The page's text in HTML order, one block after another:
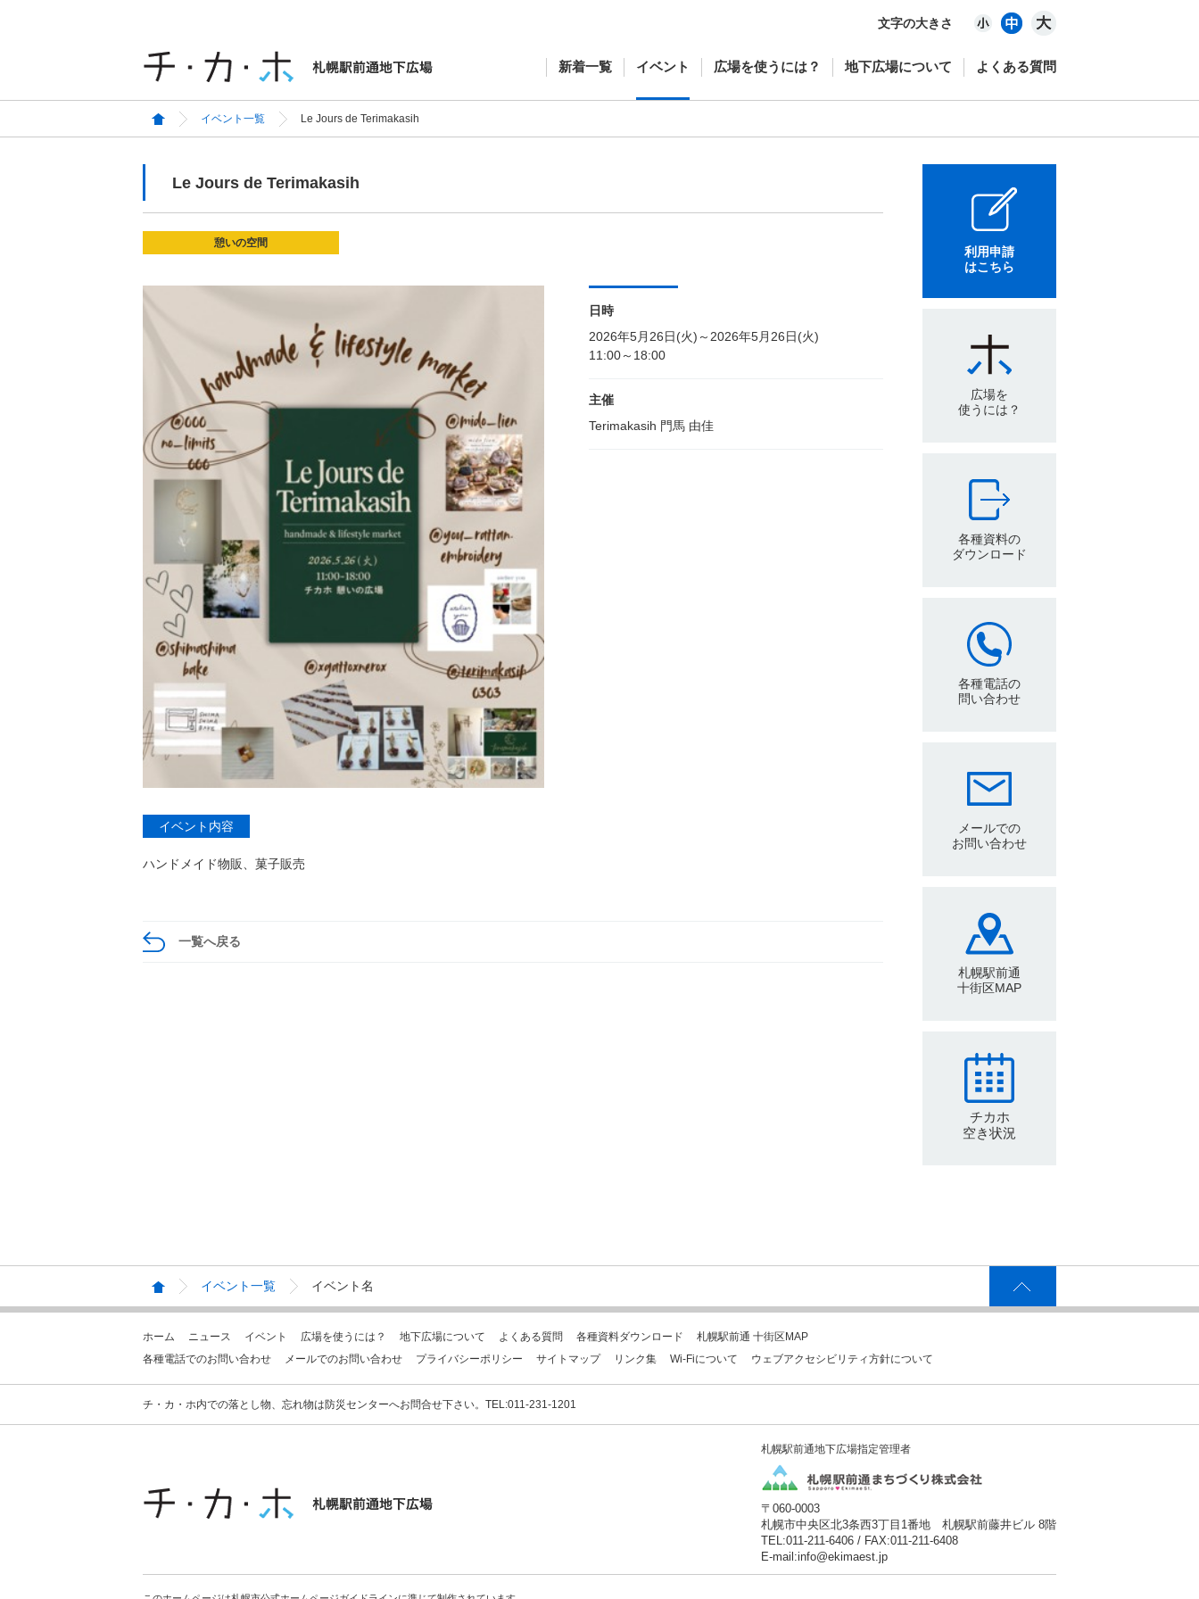
文字の大きさ
新着一覧 イベント 広場を使うには？ 地下広場について よくある質問
イベント一覧 Le Jours de Terimakasih
Le Jours de Terimakasih
憩いの空間
日時
2026年5月26日(火)～2026年5月26日(火)
11:00～18:00
主催
Terimakasih 門馬 由佳
イベント内容
ハンドメイド物販、菓子販売
一覧へ戻る
利用申請
はこちら
広場を
使うには？
各種資料の
ダウンロード
各種電話の
問い合わせ
メールでの
お問い合わせ
札幌駅前通
十街区MAP
チカホ
空き状況
イベント一覧 イベント名
ホーム ニュース イベント 広場を使うには？ 地下広場について よくある質問 各種資料ダウンロード
札幌駅前通 十街区MAP
各種電話でのお問い合わせ
メールでのお問い合わせ プライバシーポリシー サイトマップ リンク集 Wi-Fiについて ウェブアクセシビリティ方針について
チ・カ・ホ内での落とし物、忘れ物は防災センターへお問合せ下さい。TEL:011-231-1201
札幌駅前通地下広場指定管理者
〒060-0003
札幌市中央区北3条西3丁目1番地 札幌駅前藤井ビル 8階
TEL:011-211-6406 / FAX:011-211-6408
E-mail:info@ekimaest.jp